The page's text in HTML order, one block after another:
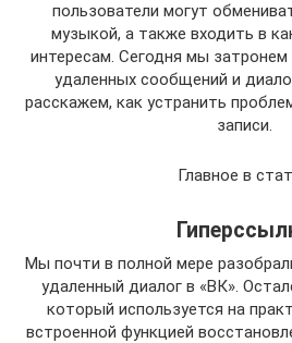
пользователи могут
музыкой, а также входить в
интересам. Сегодня мы затронем
удаленных сообщений и
расскажем, как устранить
записи.
Главное в
Мы почти в полной мере
удаленный диалог в «ВК».
который используется на
встроенной функцией